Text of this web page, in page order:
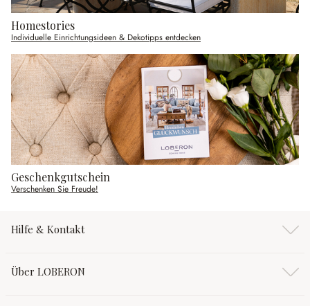
Homestories
Individuelle Einrichtungsideen & Dekotipps entdecken
Geschenkgutschein
Verschenken Sie Freude!
Hilfe & Kontakt
Über LOBERON